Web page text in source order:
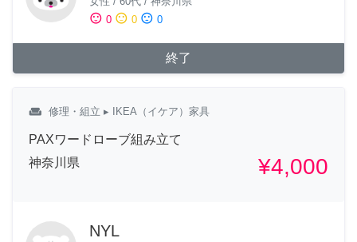
sentiment_satisfied 0 sentiment_neutral 0 sentiment_dissatisfied 0
終了
weekend 修理・組立 ▸ IKEA（イケア）家具
PAXワードローブ組み立て
神奈川県
¥4,000
NYL